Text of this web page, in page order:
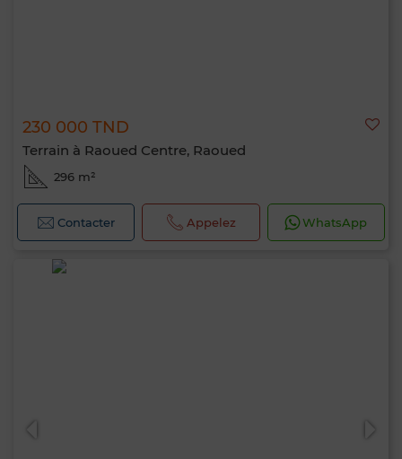
230 000 TND
Terrain à Raoued Centre, Raoued
296 m²
Contacter Appelez WhatsApp